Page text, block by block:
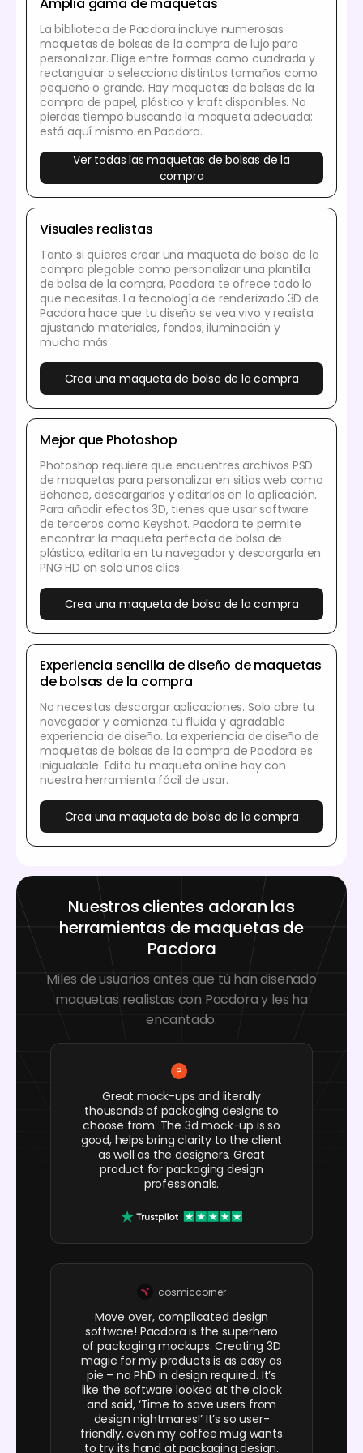
La biblioteca de Pacdora incluye numerosas
maquetas de bolsas de la compra de lujo para
personalizar. Elige entre formas como cuadrada y
rectangular o selecciona distintos tamaños como
pequeño o grande. Hay maquetas de bolsas de la
compra de papel, plástico y kraft disponibles. No
pierdas tiempo buscando la maqueta adecuada:
está aquí mismo en Pacdora.
Ver todas las maquetas de bolsas de la
compra
Visuales realistas
Tanto si quieres crear una maqueta de bolsa de la
compra plegable como personalizar una plantilla
de bolsa de la compra, Pacdora te ofrece todo lo
que necesitas. La tecnología de renderizado 3D de
Pacdora hace que tu diseño se vea vivo y realista
ajustando materiales, fondos, iluminación y
mucho más.
Crea una maqueta de bolsa de la compra
Mejor que Photoshop
Photoshop requiere que encuentres archivos PSD
de maquetas para personalizar en sitios web como
Behance, descargarlos y editarlos en la aplicación.
Para añadir efectos 3D, tienes que usar software
de terceros como Keyshot. Pacdora te permite
encontrar la maqueta perfecta de bolsa de
plástico, editarla en tu navegador y descargarla en
PNG HD en solo unos clics.
Crea una maqueta de bolsa de la compra
Experiencia sencilla de diseño de maquetas
de bolsas de la compra
No necesitas descargar aplicaciones. Solo abre tu
navegador y comienza tu fluida y agradable
experiencia de diseño. La experiencia de diseño de
maquetas de bolsas de la compra de Pacdora es
inigualable. Edita tu maqueta online hoy con
nuestra herramienta fácil de usar.
Crea una maqueta de bolsa de la compra
Nuestros clientes adoran las
herramientas de maquetas de
Pacdora
Miles de usuarios antes que tú han diseñado
maquetas realistas con Pacdora y les ha
encantado.
Great mock-ups and literally
thousands of packaging designs to
choose from. The 3d mock-up is so
good, helps bring clarity to the client
as well as the designers. Great
product for packaging design
professionals.
cosmiccorner
Move over, complicated design
software! Pacdora is the superhero
of packaging mockups. Creating 3D
magic for my products is as easy as
pie – no PhD in design required. It’s
like the software looked at the clock
and said, ‘Time to save users from
design nightmares!’ It’s so user-
friendly, even my coffee mug wants
to try its hand at packaging design.